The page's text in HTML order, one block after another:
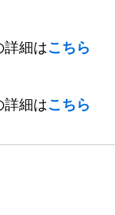
細はこちら
細はこちら